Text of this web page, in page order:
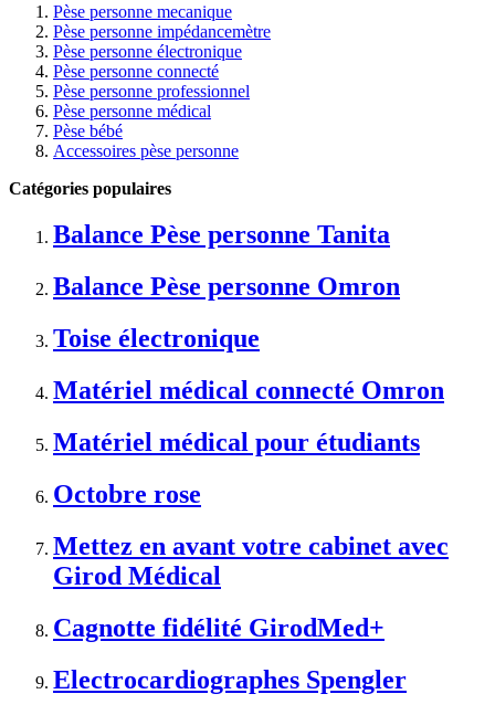
Pèse personne mecanique
Pèse personne impédancemètre
Pèse personne électronique
Pèse personne connecté
Pèse personne professionnel
Pèse personne médical
Pèse bébé
Accessoires pèse personne
Catégories populaires
Balance Pèse personne Tanita
Balance Pèse personne Omron
Toise électronique
Matériel médical connecté Omron
Matériel médical pour étudiants
Octobre rose
Mettez en avant votre cabinet avec
Girod Médical
Cagnotte fidélité GirodMed+
Electrocardiographes Spengler